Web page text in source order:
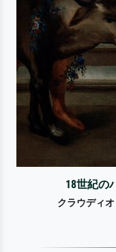
18世紀の
クラウディ